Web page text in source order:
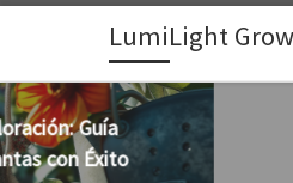
Skip to contentLumiLight Grow
Lámparas para
crecimiento